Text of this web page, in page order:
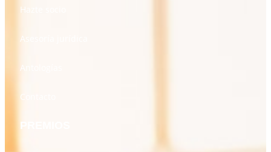
Hazte socio
Asesoría jurídica
Antologías
Contacto
PREMIOS